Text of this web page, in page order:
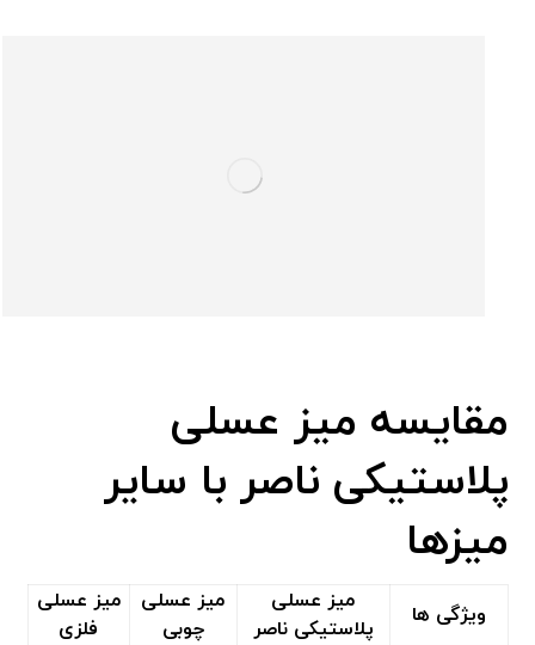
مقایسه میز عسلی
پلاستیکی ناصر با سایر
میزها
ویژگی ها
میز عسلی
پلاستیکی ناصر
میز عسلی
چوبی
میز عسلی
فلزی